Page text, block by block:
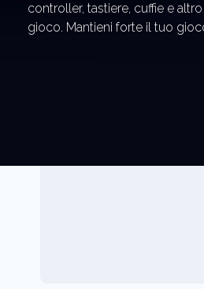
controller, tastiere, cuffie e
gioco. Mantieni forte il tuo